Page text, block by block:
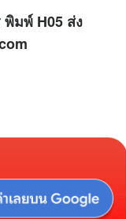
มพ์ H05 ส่ง